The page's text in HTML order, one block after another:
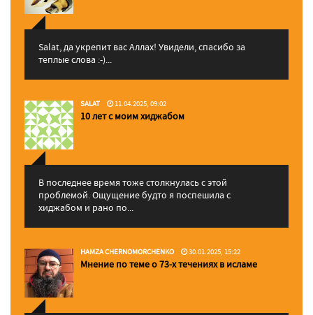
Salat, да укрепит вас Аллаx! Увидели, спасибо за
теплые слова :-)...
SALAT 11.04.2025, 09:02
10 лет с моим хиджабом
В последнее время тоже столкнулась с этой
проблемой. Ощущение будто я поспешила с
хиджабом и рано по...
HAMZA CHERNOMORCHENKO 30.01.2025, 15:22
Мнение по теме о 73-х течениях в исламе